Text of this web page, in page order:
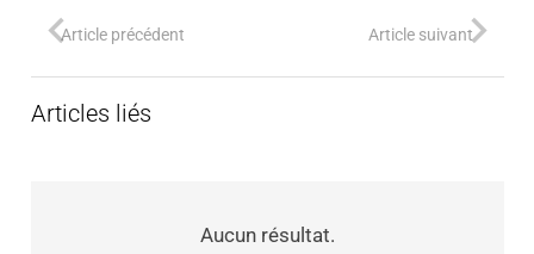
Article précédent Article suivant
Articles liés
Aucun résultat.